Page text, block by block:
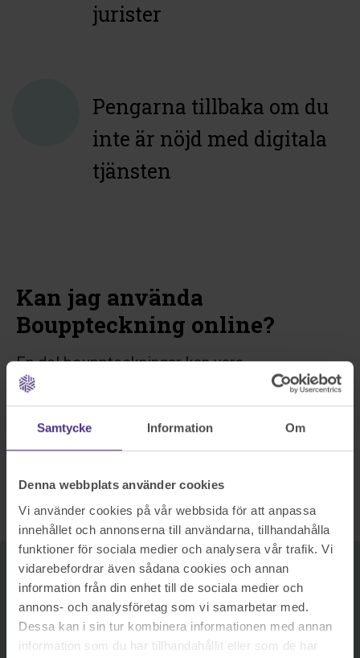
Samtycke Information Om
Denna webbplats använder cookies
Vi använder cookies på vår webbsida för att anpassa
innehållet och annonserna till användarna, tillhandahålla
funktioner för sociala medier och analysera vår trafik. Vi
vidarebefordrar även sådana cookies och annan
information från din enhet till de sociala medier och
annons- och analysföretag som vi samarbetar med.
Dessa kan i sin tur kombinera informationen med annan
information som du har tillhandahållit eller som de har
jurister
Pengarna tillbaka om du
inte är nöjd med digitala
tjänsten
Kan jag använda
Bouppteckning online?
En del bouppteckningar kan vara
komplicerade. Då kan ni behöva ta hjälp av en
test nedan för att se om du kan använda
ta hjälp av en jurist.
För att göra en bouppteckning
online måste: